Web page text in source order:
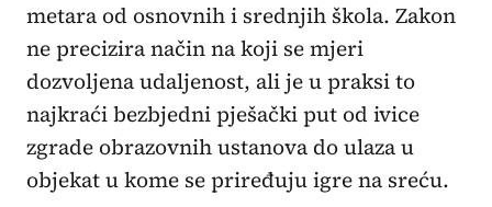
metara od osnovnih i srednjih škola. Zakon
ne precizira način na koji se mjeri
dozvoljena udaljenost, ali je u praksi to
najkraći bezbjedni pješački put od ivice
zgrade obrazovnih ustanova do ulaza u
objekat u kome se priređuju igre na sreću.